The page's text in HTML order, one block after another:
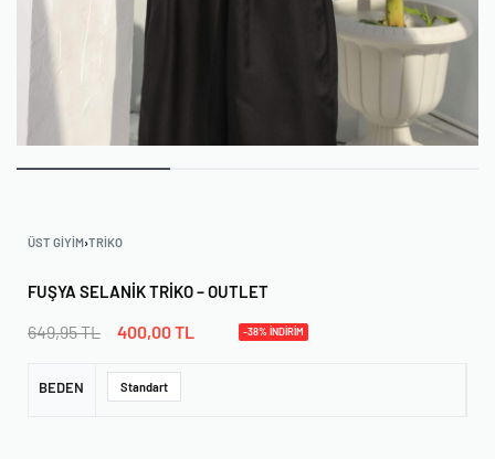
ÜST GIYIM›TRIKO
FUŞYA SELANIK TRIKO – OUTLET
649,95TL 400,00TL -38% İNDİRİM
BEDEN Standart